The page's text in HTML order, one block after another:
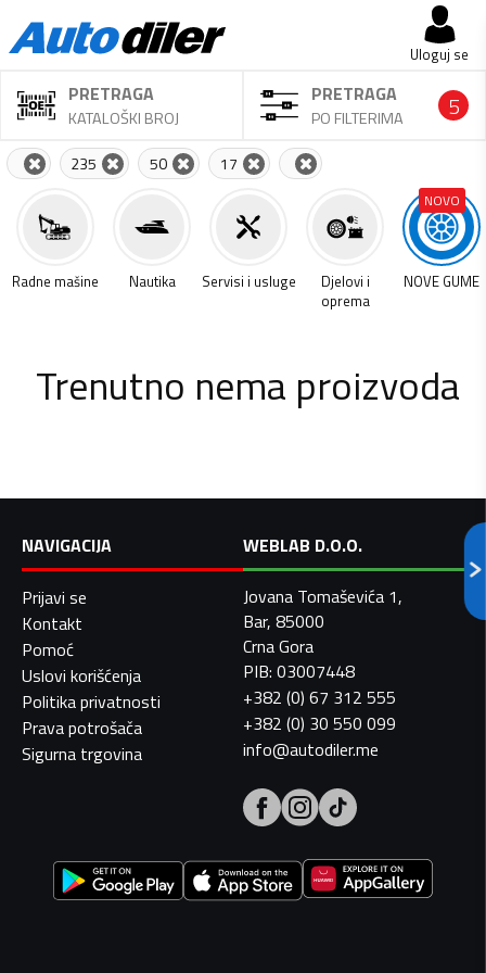
Uloguj se
PRETRAGA
KATALOŠKI BROJ
PRETRAGA
PO FILTERIMA 5
235 50 17
Radne mašine Nautika Servisi i usluge
Djelovi i
oprema
NOVO
NOVE GUME
Trenutno nema proizvoda
NAVIGACIJA
Prijavi se
Kontakt
Pomoć
Uslovi korišćenja
Politika privatnosti
Prava potrošača
Sigurna trgovina
WEBLAB D.O.O.
Jovana Tomaševića 1,
Bar, 85000
Crna Gora
PIB: 03007448
+382 (0) 67 312 555
+382 (0) 30 550 099
info@autodiler.me